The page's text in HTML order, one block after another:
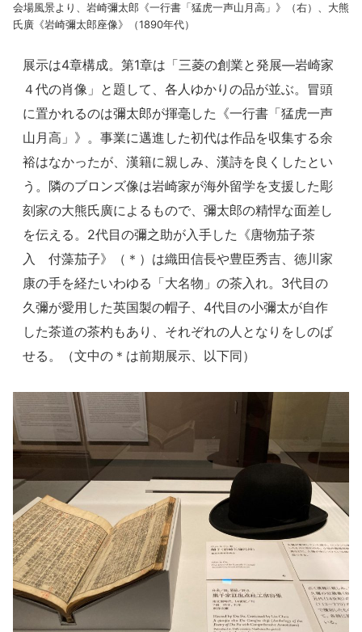
会場風景より、岩崎彌太郎《一行書「猛虎一声山月高」》（右）、大熊
氏廣《岩崎彌太郎座像》（1890年代）
展示は4章構成。第1章は「三菱の創業と発展―岩崎家
４代の肖像」と題して、各人ゆかりの品が並ぶ。冒頭
に置かれるのは彌太郎が揮毫した《一行書「猛虎一声
山月高」》。事業に邁進した初代は作品を収集する余
裕はなかったが、漢籍に親しみ、漢詩を良くしたとい
う。隣のブロンズ像は岩崎家が海外留学を支援した彫
刻家の大熊氏廣によるもので、彌太郎の精悍な面差し
を伝える。2代目の彌之助が入手した《唐物茄子茶
入 付藻茄子》（＊）は織田信長や豊臣秀吉、徳川家
康の手を経たいわゆる「大名物」の茶入れ。3代目の
久彌が愛用した英国製の帽子、4代目の小彌太が自作
した茶道の茶杓もあり、それぞれの人となりをしのば
せる。（文中の＊は前期展示、以下同）